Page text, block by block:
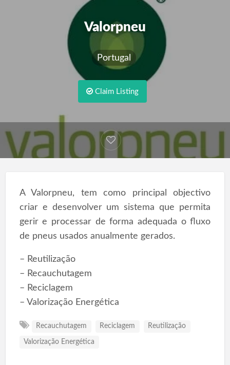
Valorpneu
Portugal
Claim Listing
A Valorpneu, tem como principal objectivo
criar e desenvolver um sistema que permita
gerir e processar de forma adequada o fluxo
de pneus usados anualmente gerados.
– Reutilização
– Recauchutagem
– Reciclagem
– Valorização Energética
Recauchutagem Reciclagem Reutilização
Valorização Energética